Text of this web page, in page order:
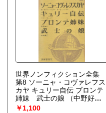
世界ノンフィクション全集
第8 ソーニャ・コヴァレフス
カヤ キュリー自伝 ブロンテ
姉妹 武士の娘
（中野好夫,
吉川幸次郎, 桑原武夫 共編）
￥1,100